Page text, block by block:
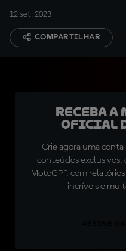
12 set. 2023
COMPARTILHAR
Receba
oficial
Crie agora uma conta
conteúdos exclusivos,
MotoGP™, com
incríveis e